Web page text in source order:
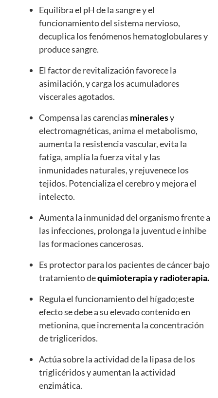
Equilibra el pH de la sangre y el
funcionamiento del sistema nervioso,
decuplica los fenómenos hematoglobulares y
produce sangre.
El factor de revitalización favorece la
asimilación, y carga los acumuladores
viscerales agotados.
Compensa las carencias mineralesy
electromagnéticas, anima el metabolismo,
aumenta la resistencia vascular, evita la
fatiga, amplía la fuerza vital y las
inmunidades naturales, y rejuvenece los
tejidos. Potencializa el cerebro y mejora el
intelecto.
Aumenta la inmunidad del organismo frente a
las infecciones, prolonga la juventud e inhibe
las formaciones cancerosas.
Es protector para los pacientes de cáncer bajo
tratamiento dequimioterapia y radioterapia.
Regula el funcionamiento del hígado;este
efecto se debe a su elevado contenido en
metionina, que incrementa la concentración
de trigliceridos.
Actúa sobre la actividad de la lipasa de los
triglicéridos y aumentan la actividad
enzimática.